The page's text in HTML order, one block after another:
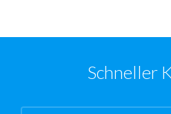
Schneller